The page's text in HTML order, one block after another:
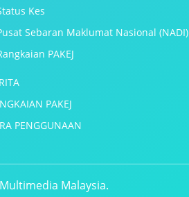
Kes
Sebaran Maklumat Nasional (NADI)
PAKEJ
PAKEJ
PENGGUNAAN
Malaysia.